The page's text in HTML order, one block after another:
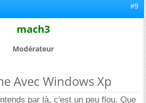
#9
mach3
Modérateur
Avec Windows Xp
par là, c'est un peu flou. Que